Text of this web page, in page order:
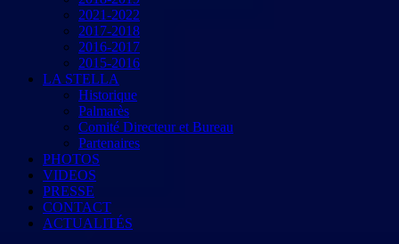
2021-2022
2017-2018
2016-2017
2015-2016
LA STELLA
Historique
Palmarès
Comité Directeur et Bureau
Partenaires
PHOTOS
VIDEOS
PRESSE
CONTACT
ACTUALITÉS